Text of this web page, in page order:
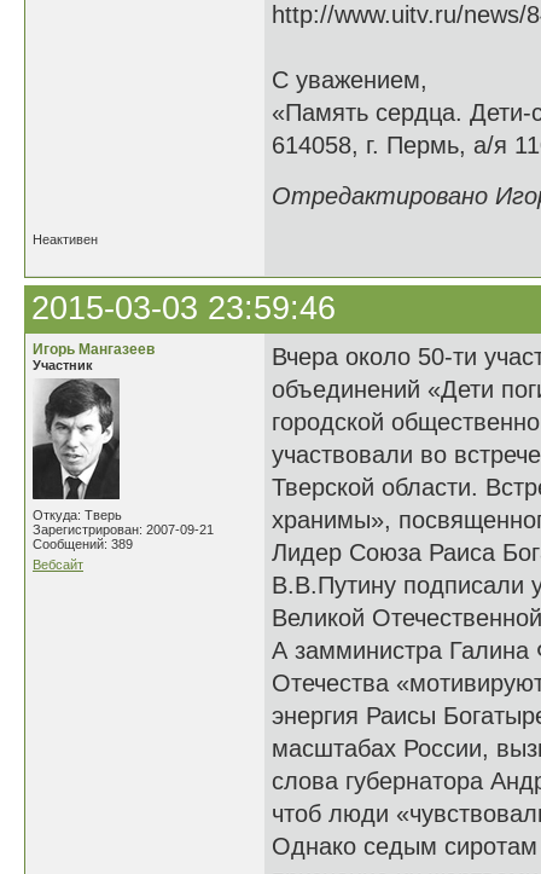
http://www.uitv.ru/news/
С уважением,
«Память сердца. Дети-
614058, г. Пермь, а/я
Отредактировано
Неактивен
2015-03-03 23:59:46
Игорь Мангазеев
Участник
Откуда: Тверь
Зарегистрирован: 2007-09-21
Сообщений: 389
Вебсайт
Вчера около 50-ти
объединений «Дети
городской
участвовали во
Тверской области.
хранимы»,
Лидер Союза Раиса
В.В.Путину подписали
Великой
А замминистра Галина
Отечества
энергия Раисы
масштабах России,
слова губернатора
чтоб люди
Однако седым сиротам